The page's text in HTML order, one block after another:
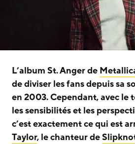
L’album St. Anger de
de diviser les fans depuis sa
en 2003. Cependant, avec le
les sensibilités et les
c’est exactement ce qui est
Taylor, le chanteur de